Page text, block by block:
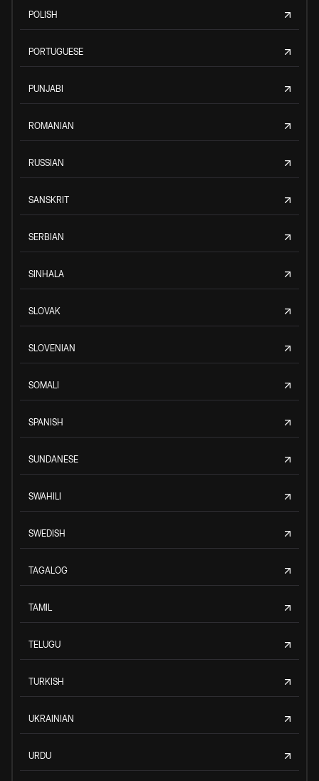
POLISH
PORTUGUESE
PUNJABI
ROMANIAN
RUSSIAN
SANSKRIT
SERBIAN
SINHALA
SLOVAK
SLOVENIAN
SOMALI
SPANISH
SUNDANESE
SWAHILI
SWEDISH
TAGALOG
TAMIL
TELUGU
TURKISH
UKRAINIAN
URDU